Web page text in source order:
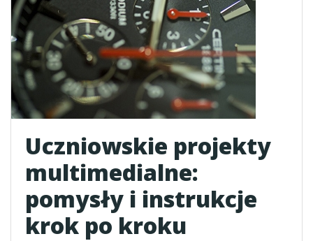
Uczniowskie projekty
multimedialne:
pomysły i instrukcje
krok po kroku